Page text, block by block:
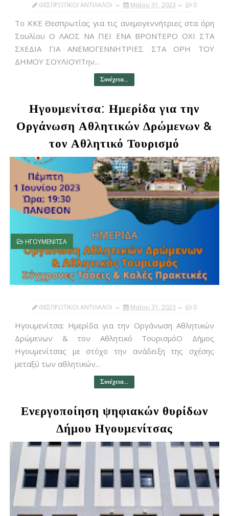
ΘΕΣΠΡΩΤΙΚΟΙ ΑΝΤΙΛΑΛΟΙ Μαΐου 31, 2023 0
Το ΚΚΕ Θεσπρωτίας για τις ανεμογεννήτριες στα όρη
Σουλίου Ο ΛΑΟΣ ΝΑ ΠΕΙ ΕΝΑ ΒΡΟΝΤΕΡΟ ΟΧΙ ΣΤΑ
ΣΧΕΔΙΑ ΓΙΑ ΑΝΕΜΟΓΕΝΝΗΤΡΙΕΣ ΣΤΑ ΟΡΗ ΤΟΥ
ΔΗΜΟΥ ΣΟΥΛΙΟΥ!Την...
Συνέχεια...
Ηγουμενίτσα: Ημερίδα για την
Οργάνωση Αθλητικών Δρώμενων &
τον Αθλητικό Τουρισμό
ΗΓΟΥΜΕΝΙΤΣΑ
ΘΕΣΠΡΩΤΙΚΟΙ ΑΝΤΙΛΑΛΟΙ Μαΐου 31, 2023 0
Ηγουμενίτσα: Ημερίδα για την Οργάνωση Αθλητικών
Δρώμενων & τον Αθλητικό ΤουρισμόΟ Δήμος
Ηγουμενίτσας με στόχο την ανάδειξη της σχέσης
μεταξύ των αθλητικών...
Συνέχεια...
Ενεργοποίηση ψηφιακών θυρίδων
Δήμου Ηγουμενίτσας